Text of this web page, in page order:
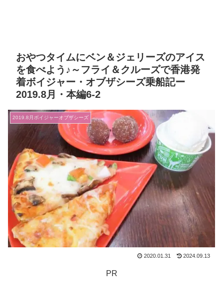
おやつタイムにベン＆ジェリーズのアイス
を食べよう♪～フライ＆クルーズで香港発
着ボイジャー・オブザシーズ乗船記ー
2019.8月・本編6-2
2019.8月ボイジャーオブザシーズ
2020.01.31 2024.09.13
PR